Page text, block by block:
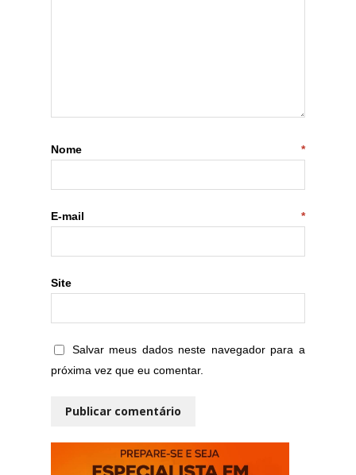
Nome *
E-mail *
Site
Salvar meus dados neste navegador para a
próxima vez que eu comentar.